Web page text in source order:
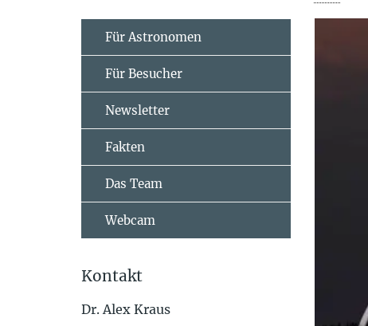
Für Astronomen
Für Besucher
Newsletter
Fakten
Das Team
Webcam
Kontakt
Dr. Alex Kraus